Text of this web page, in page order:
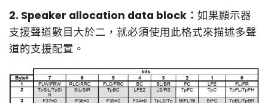
2. Speaker allocation data block： 如果顯示器
支援聲道數目大於二，就必須使用此格式來描述多聲
道的支援配置。